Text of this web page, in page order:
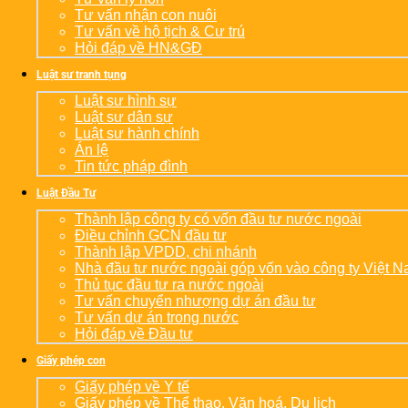
Tư vấn nhận con nuôi
Tư vấn về hộ tịch & Cư trú
Hỏi đáp về HN&GĐ
Luật sư tranh tụng
Luật sư hình sự
Luật sư dân sự
Luật sư hành chính
Án lệ
Tin tức pháp đình
Luật Đầu Tư
Thành lập công ty có vốn đầu tư nước ngoài
Điều chỉnh GCN đầu tư
Thành lập VPDD, chi nhánh
Nhà đầu tư nước ngoài góp vốn vào công ty Việt
Thủ tục đầu tư ra nước ngoài
Tư vấn chuyển nhượng dự án đầu tư
Tư vấn dự án trong nước
Hỏi đáp về Đầu tư
Giấy phép con
Giấy phép về Y tế
Giấy phép về Thể thao, Văn hoá, Du lịch